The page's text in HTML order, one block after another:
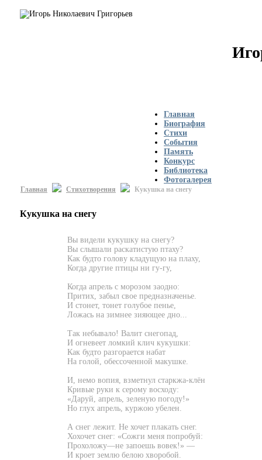
Главная
Биография
Стихи
События
Память
Конкурс
Библиотека
Фотогалерея
Главная Стихотворения Кукушка на снегу
Кукушка на снегу
Вы видели кукушку на снегу?
Вы слышали раскатистую птаху?
Как будто голову кладущую на плаху,
Когда другие птицы ни гу-гу,
Когда апрель с морозом заодно:
Притих, забыл свое предназначенье.
И стонет, тонет голубое пенье,
Ложась на зимнее зияющее дно...
Так небывало! Валит снегопад,
И огневеет ломкий клич кукушки:
Как будто разгорается набат
На голой, обессоченной макушке.
И, немо вопия, взметнул старкжа-клён
Кривые руки к серому восходу:
«Даруй, апрель, зеленую погоду!»
Но глух апрель, куржою убелен.
А снег лежит. Не хочет плакать снег.
Хохочет снег: «Сожги меня попробуй:
Прохоложу—не запоешь вовек!» —
И кроет землю белою хворобой.